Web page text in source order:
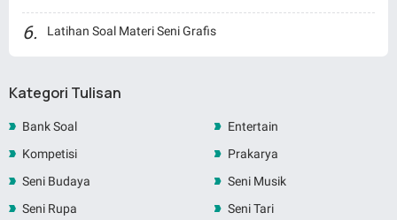
Latihan Soal Materi Seni Grafis
Kategori Tulisan
Bank Soal
Entertain
Kompetisi
Prakarya
Seni Budaya
Seni Musik
Seni Rupa
Seni Tari